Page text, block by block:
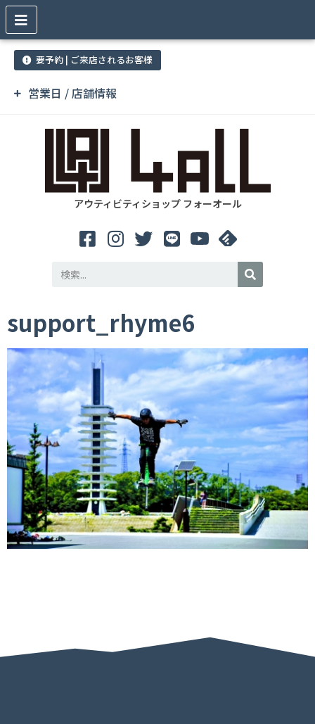
営業日 / 店舗情報
要予約 | ご来店されるお客様
アウティビティショップ フォーオール
support_rhyme6